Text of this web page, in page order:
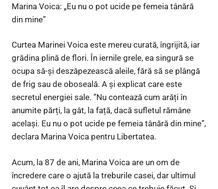
Marina Voica: „Eu nu o pot ucide pe femeia tânără
din mine”
Curtea Marinei Voica este mereu curată, îngrijită, iar
grădina plină de flori. În iernile grele, ea singură se
ocupa să-și deszăpezească aleile, fără să se plângă
de frig sau de oboseală. A și explicat care este
secretul energiei sale. ”Nu contează cum arăți în
anumite părți, la gât, la față, dacă sufletul rămâne
același. Eu nu o pot ucide pe femeia tânără din mine”,
declara Marina Voica pentru Libertatea.
Acum, la 87 de ani, Marina Voica are un om de
încredere care o ajută la treburile casei, dar ultimul